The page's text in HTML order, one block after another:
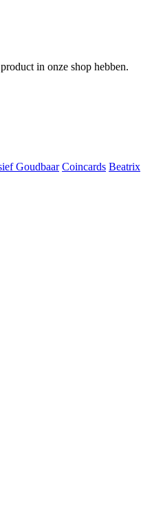
in onze shop hebben.
Goudbaar Coincards Beatrix